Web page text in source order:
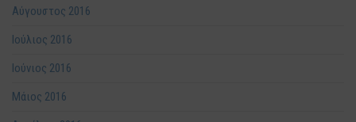
Αύγουστος 2016
Ιούλιος 2016
Ιούνιος 2016
Μάιος 2016